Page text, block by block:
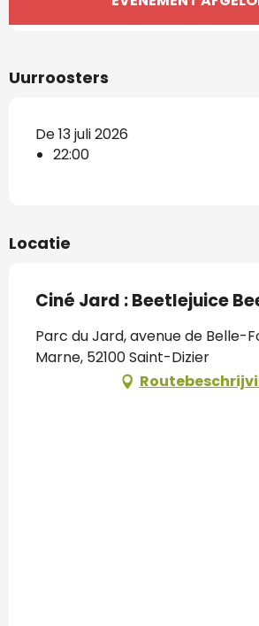
Uurroosters
De 13 juli 2026
22:00
Locatie
Ciné Jard : Beetlejuice
Parc du Jard, avenue de Belle-
Marne, 52100 Saint-Dizier